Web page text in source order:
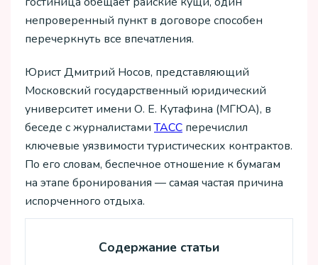
непроверенный пункт в договоре способен
перечеркнуть все впечатления.
Юрист Дмитрий Носов, представляющий
Московский государственный юридический
университет имени О. Е. Кутафина (МГЮА), в
беседе с журналистамиТАСС перечислил
ключевые уязвимости туристических контрактов.
По его словам, беспечное отношение к бумагам
на этапе бронирования — самая частая причина
испорченного отдыха.
Содержание статьи